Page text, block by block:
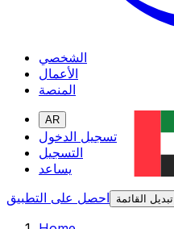
الشخصي
الأعمال
المنصة
AR
تسجيل الدخول
التسجيل
يساعد
احصل على التطبيق
تبديل القائمة